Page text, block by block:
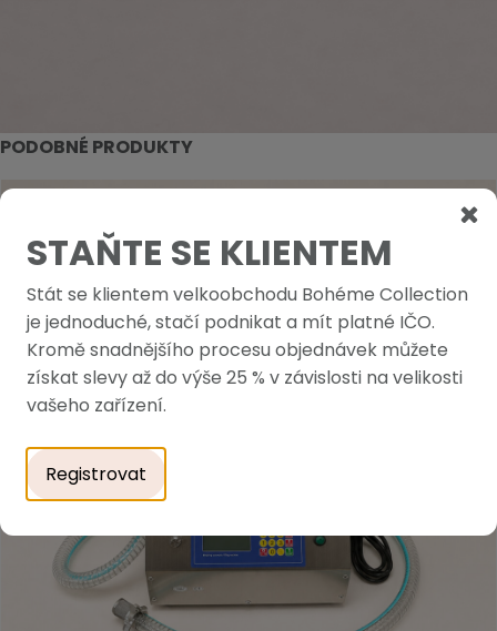
PODOBNÉ PRODUKTY
STAŇTE SE KLIENTEM
Stát se klientem velkoobchodu Bohéme Collection
je jednoduché, stačí podnikat a mít platné IČO.
Kromě snadnějšího procesu objednávek můžete
získat slevy až do výše 25 % v závislosti na velikosti
vašeho zařízení.
Registrovat